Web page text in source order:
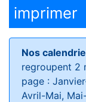
imprimer
Nos
regroupent 2
page :
Avril-Mai,